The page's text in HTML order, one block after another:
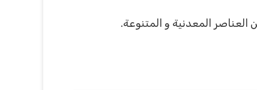
المعدنية و المتنوعة.